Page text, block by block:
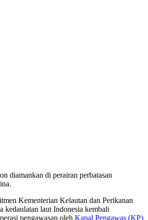
diamankan di perairan perbatasan
Kementerian Kelautan dan Perikanan
kedaulatan laut Indonesia kembali
pengawasan oleh Kapal Pengawas (KP)